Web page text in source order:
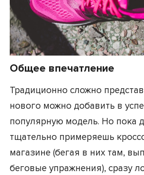
Общее впечатление
Традиционно сложно
нового можно добавить в
популярную модель. Но пока
тщательно примеряешь
магазине (бегая в них там,
беговые упражнения), сразу